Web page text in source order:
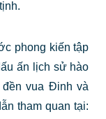
phong kiến tập
ấn lịch sử hào
vua Đinh và
tham quan tại: